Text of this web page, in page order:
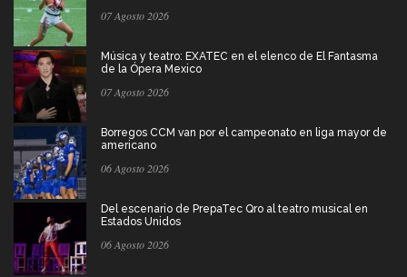
07 Agosto 2026
Música y teatro: EXATEC en el elenco de El Fantasma
de la Ópera Mexico
07 Agosto 2026
Borregos CCM van por el campeonato en liga mayor de
americano
06 Agosto 2026
Del escenario de PrepaTec Qro al teatro musical en
Estados Unidos
06 Agosto 2026